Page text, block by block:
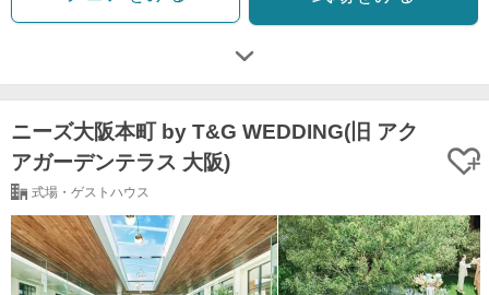
ニーズ大阪本町 by T&G WEDDING(旧 アク
アガーデンテラス 大阪)
式場・ゲストハウス